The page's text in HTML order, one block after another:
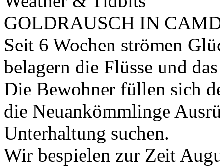
GOLDRAUSCH IN
Seit 6 Wochen strömen
belagern die Flüsse und
Die Bewohner füllen sich
die Neuankömmlinge
Unterhaltung suchen.
Wir bespielen zur Zeit